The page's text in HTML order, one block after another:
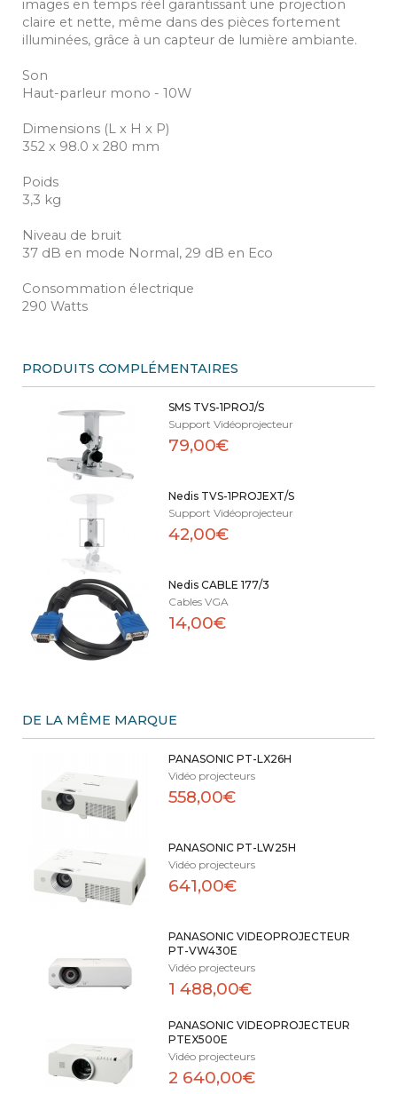
images en temps réel garantissant une projection
claire et nette, même dans des pièces fortement
illuminées, grâce à un capteur de lumière ambiante.
Son
Haut-parleur mono - 10W
Dimensions (L x H x P)
352 x 98.0 x 280 mm
Poids
3,3 kg
Niveau de bruit
37 dB en mode Normal, 29 dB en Eco
Consommation électrique
290 Watts
PRODUITS COMPLÉMENTAIRES
SMS TVS-1PROJ/S
Support Vidéoprojecteur
79,00€
Nedis TVS-1PROJEXT/S
Support Vidéoprojecteur
42,00€
Nedis CABLE 177/3
Cables VGA
14,00€
DE LA MÊME MARQUE
PANASONIC PT-LX26H
Vidéo projecteurs
558,00€
PANASONIC PT-LW25H
Vidéo projecteurs
641,00€
PANASONIC VIDEOPROJECTEUR
PT-VW430E
Vidéo projecteurs
1 488,00€
PANASONIC VIDEOPROJECTEUR
PTEX500E
Vidéo projecteurs
2 640,00€